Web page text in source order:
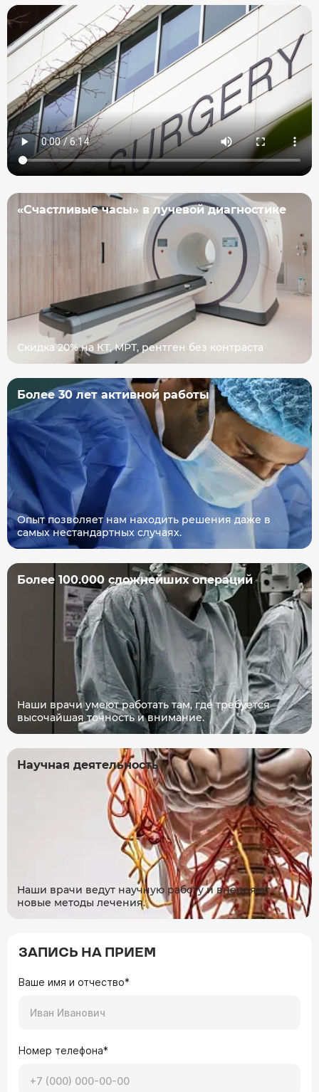
«Счастливые часы» в лучевой диагностике
Скидка 20% на КТ, МРТ, рентген без контраста
Более 30 лет активной работы
Опыт позволяет нам находить решения даже в
самых нестандартных случаях.
Более 100.000 сложнейших операций
Наши врачи умеют работать там, где требуется
высочайшая точность и внимание.
Научная деятельность
Наши врачи ведут научную работу и внедряют
новые методы лечения.
ЗАПИСЬ НА ПРИЕМ
Ваше имя и отчество*
Номер телефона*